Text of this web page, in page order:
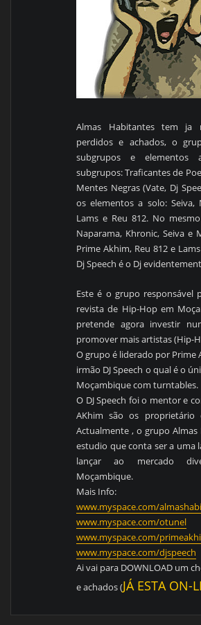
Almas Habitantes tem
perdidos e achados, o
subgrupos e
subgrupos: Traficantes de
Mentes Negras (Vate, Dj
os elementos a solo: Seiva,
Lams e Reu 812. No
Naparama, Khronic, Seiva e
Prime Akhim, Reu 812 e
Dj Speech é o Dj
Este é o grupo responsável
revista de Hip-Hop em
pretende agora investir
promover mais artistas (Hip-
O grupo é liderado por Prime
irmão DJ Speech o qual é o
Moçambique com turntables.
O DJ Speech foi o mentor e
AKhim são os proprietário
Actualmente , o grupo
estudio que conta ser a uma
lançar ao mercado
Moçambique.
Mais Info:
www.myspace.com/
www.myspace.com/otunel
www.myspace.com/
www.myspace.com/djspeech
Ai vai para DOWNLOAD um
e achados (JÁ ESTA ON-